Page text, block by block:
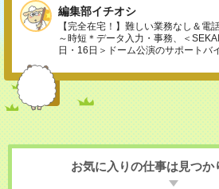
編集部イチオシ
【完全在宅！】難しい業務なし＆電
～時短＊データ入力・事務、＜
日・16日＞ドーム公演のサポートバ
お気に入りの仕事は見つか